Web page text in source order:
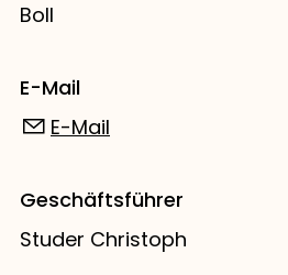
Boll
E-Mail
E-Mail
Geschäftsführer
Studer Christoph